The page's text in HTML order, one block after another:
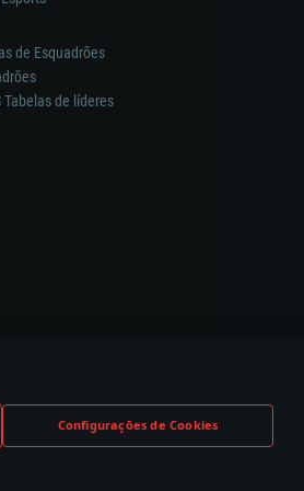
Configurações de Cookies
de Esquadrões
Tabelas de líderes